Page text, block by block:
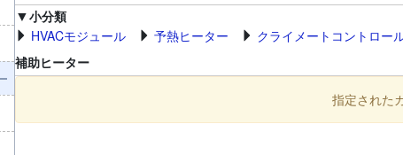
小分類
HVACモジュール
予熱ヒーター クライメートコントロー
補助ヒーター
指定された